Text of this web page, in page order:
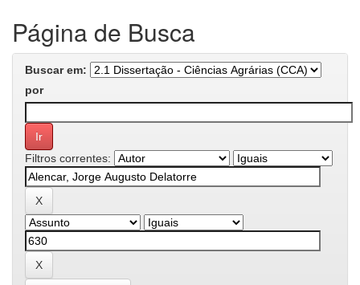
Página de Busca
Buscar em:
por
Filtros correntes: